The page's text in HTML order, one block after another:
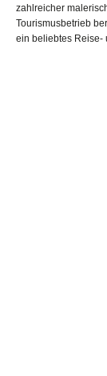
zahlreicher
Tourismusbetrieb
ein beliebtes Reise-